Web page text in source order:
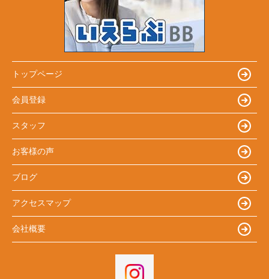
トップページ
会員登録
スタッフ
お客様の声
ブログ
アクセスマップ
会社概要